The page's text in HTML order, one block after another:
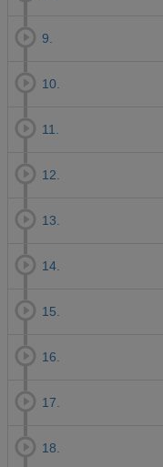
9.
10.
11.
12.
13.
14.
15.
16.
17.
18.